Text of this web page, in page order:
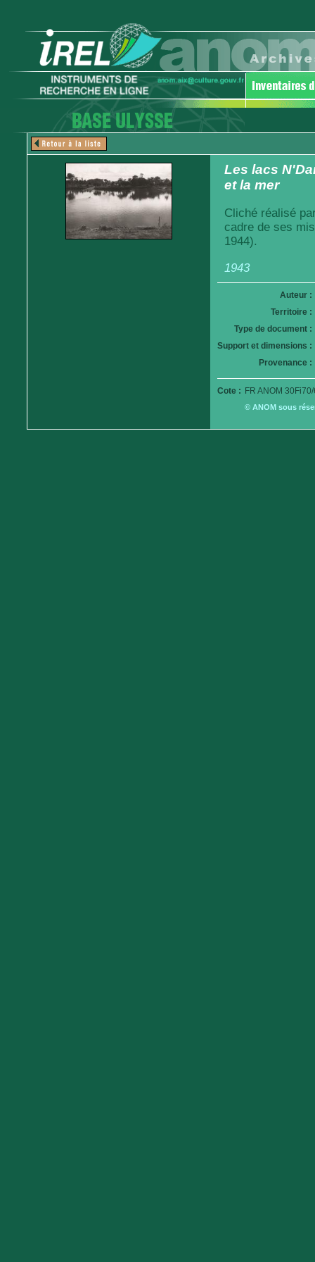
Les lacs
et la mer
Cliché réalisé
cadre de ses
1944).
1943
Auteur :
Territoire :
Type de document :
Support et dimensions :
Provenance :
Cote : FR ANOM
© ANOM sous